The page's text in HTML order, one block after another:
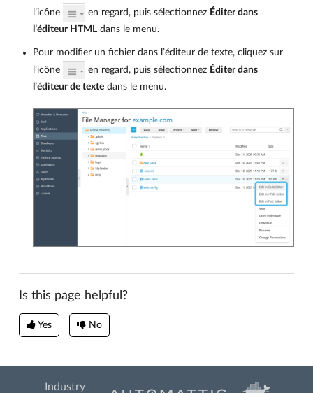
l’icône
en regard, puis sélectionnez Éditer dans
l’éditeur HTML dans le menu.
Pour modifier un fichier dans l’éditeur de texte, cliquez sur
l’icône
en regard, puis sélectionnez Éditer dans
l’éditeur de texte dans le menu.
Is this page helpful?
Yes No
Industry